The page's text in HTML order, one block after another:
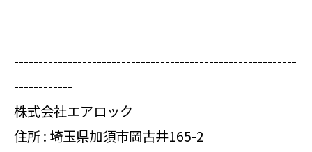
----------------------------------------------------------
------------
株式会社エアロック
住所 : 埼玉県加須市岡古井165-2